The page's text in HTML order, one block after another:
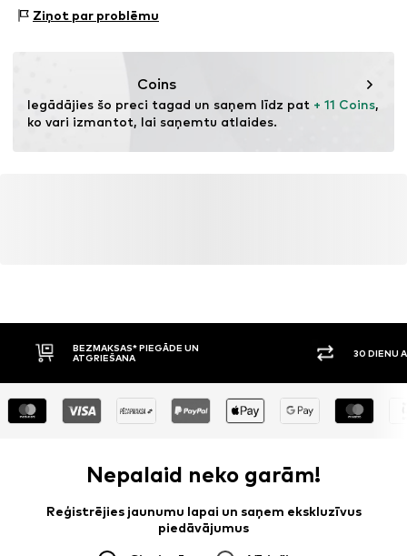
3851 ST Ermelo
Ziņot par problēmu
Coins
Iegādājies šo preci tagad un saņem līdz pat + 11 Coins,
ko vari izmantot, lai saņemtu atlaides.
BEZMAKSAS* PIEGĀDE UN
ATGRIEŠANA
30 DIENU
Nepalaid neko garām!
Reģistrējies jaunumu lapai un saņem ekskluzīvus
piedāvājumus